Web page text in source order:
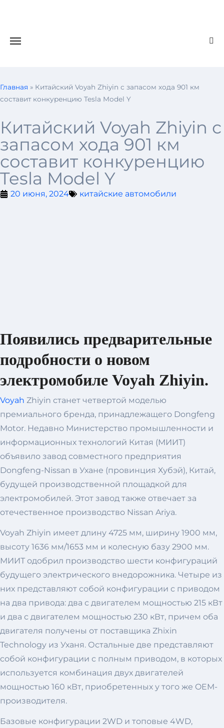
Главная » Китайский Voyah Zhiyin с запасом хода 901 км
составит конкуренцию Tesla Model Y
Китайский Voyah Zhiyin с
запасом хода 901 км
составит конкуренцию
Tesla Model Y
20 июня, 2024 китайские автомобили
Появились предварительные
подробности о новом
электромобиле Voyah Zhiyin.
Voyah Zhiyin станет четвертой моделью
премиального бренда, принадлежащего Dongfeng
Motor. Недавно Министерство промышленности и
информационных технологий Китая (МИИТ)
объявило завод совместного предприятия
Dongfeng-Nissan в Ухане (провинция Хубэй), Китай,
будущей производственной площадкой для
электромобилей. Этот завод также отвечает за
отечественное производство Nissan Ariya.
Voyah Zhiyin имеет длину 4725 мм, ширину 1900 мм,
высоту 1636 мм/1653 мм и колесную базу 2900 мм.
МИИТ одобрил производство шести конфигураций
будущего электрического внедорожника. Четыре из
них представляют собой конфигурации с приводом
на два привода: два с двигателем мощностью 215 кВт
и два с двигателем мощностью 230 кВт, причем оба
двигателя получены от поставщика Zhixin
Technology из Уханя. Остальные две представляют
собой конфигурации с полным приводом, в которых
используется комбинация двух двигателей
мощностью 160 кВт, приобретенных у того же OEM-
производителя.
Базовые конфигурации 2WD и топовые 4WD,